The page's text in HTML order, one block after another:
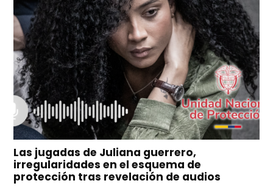
Las jugadas de Juliana guerrero,
irregularidades en el esquema de
protección tras revelación de audios